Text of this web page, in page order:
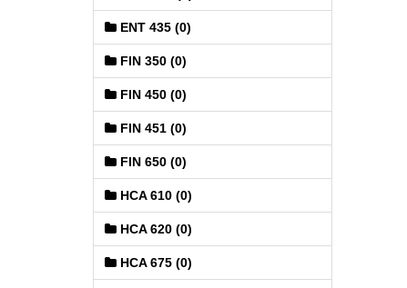
ENT 435 (0)
FIN 350 (0)
FIN 450 (0)
FIN 451 (0)
FIN 650 (0)
HCA 610 (0)
HCA 620 (0)
HCA 675 (0)